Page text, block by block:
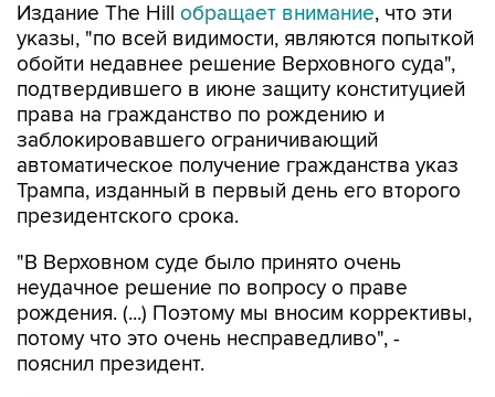
Издание The Hill обращает внимание, что эти
указы, "по всей видимости, являются попыткой
обойти недавнее решение Верховного суда",
подтвердившего в июне защиту конституцией
права на гражданство по рождению и
заблокировавшего ограничивающий
автоматическое получение гражданства указ
Трампа, изданный в первый день его второго
президентского срока.
"В Верховном суде было принято очень
неудачное решение по вопросу о праве
рождения. (...) Поэтому мы вносим коррективы,
потому что это очень несправедливо", -
пояснил президент.